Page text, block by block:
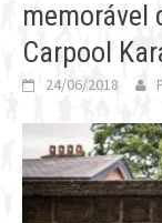
memorável
Carpool
24/06/2018